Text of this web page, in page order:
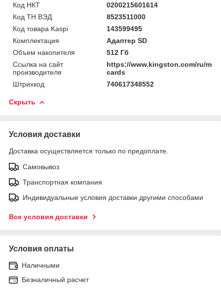
Код НКТ
0200215601614
Код ТН ВЭД
8523511000
Код товара Kaspi
143599495
Комплектация
Адаптер SD
Объем накопителя
512 Гб
Ссылка на сайт
производителя
https://www.kingston.com/ru/
cards
Штрихкод
740617348552
Скрыть
Условия доставки
Доставка осуществляется только по предоплате.
Самовывоз
Транспортная компания
Индивидуальные условия доставки другими способами
Все условия доставки
Условия оплаты
Наличными
Безналичный расчет